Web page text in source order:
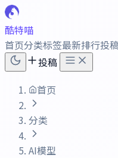
酷特喵
首页分类标签最新排行投稿
投稿
首页
分类
AI模型